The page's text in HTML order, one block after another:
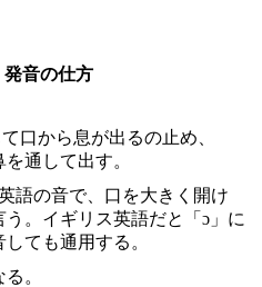
発音の仕方
口から息が出るの止め、
通して出す。
語の音で、口を大きく開け
。イギリス英語だと「ɔ」に
ても通用する。
。